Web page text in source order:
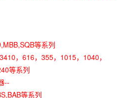
等系列
，616，355，1015，1040，
等系列
--
等系列